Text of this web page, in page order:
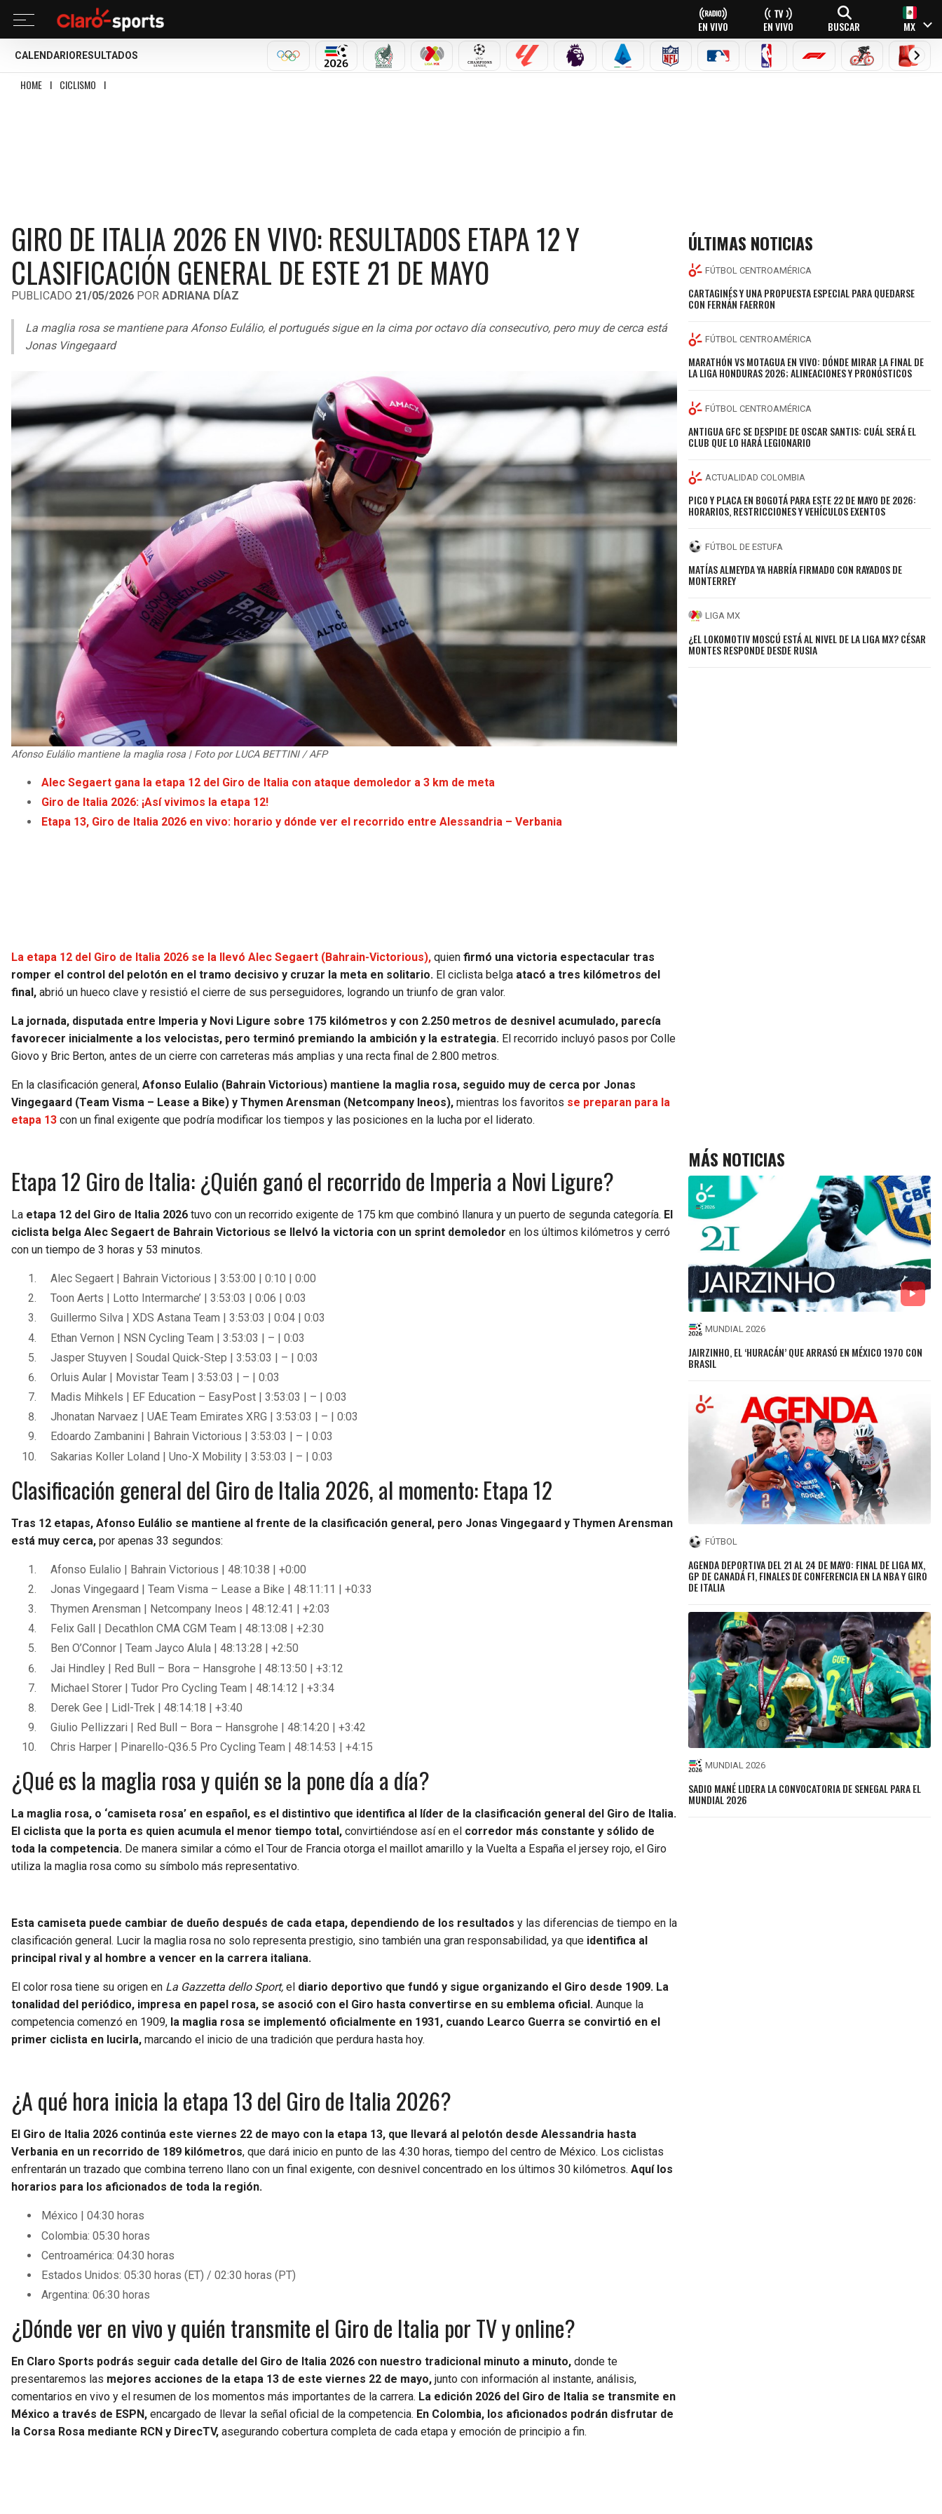
EN VIVO EN VIVO BUSCAR MX
CALENDARIO RESULTADOS
OLÍMPICOSMUNDIAL 2026SELECCIÓN MEXICANA
LIGA MX CHAMPIONS LEAGUE
LALIGA PREMIER LEAGUE
SERIE A NFL MLB NBA FÓRMULA 1CICLISMOBOXEO
HOME I CICLISMO I
GIRO DE ITALIA 2026 EN VIVO: RESULTADOS ETAPA 12 Y
CLASIFICACIÓN GENERAL DE ESTE 21 DE MAYO
PUBLICADO 21/05/2026 POR ADRIANA DÍAZ
La maglia rosa se mantiene para Afonso Eulálio, el portugués sigue en la cima por octavo día consecutivo, pero muy de cerca está
Jonas Vingegaard
Afonso Eulálio mantiene la maglia rosa | Foto por LUCA BETTINI / AFP
Alec Segaert gana la etapa 12 del Giro de Italia con ataque demoledor a 3 km de meta
Giro de Italia 2026: ¡Así vivimos la etapa 12!
Etapa 13, Giro de Italia 2026 en vivo: horario y dónde ver el recorrido entre Alessandria – Verbania
La etapa 12 del Giro de Italia 2026 se la llevó Alec Segaert (Bahrain-Victorious), quien firmó una victoria espectacular tras
romper el control del pelotón en el tramo decisivo y cruzar la meta en solitario. El ciclista belga atacó a tres kilómetros del
final, abrió un hueco clave y resistió el cierre de sus perseguidores, logrando un triunfo de gran valor.
La jornada, disputada entre Imperia y Novi Ligure sobre 175 kilómetros y con 2.250 metros de desnivel acumulado, parecía
favorecer inicialmente a los velocistas, pero terminó premiando la ambición y la estrategia. El recorrido incluyó pasos por Colle
Giovo y Bric Berton, antes de un cierre con carreteras más amplias y una recta final de 2.800 metros.
En la clasificación general, Afonso Eulalio (Bahrain Victorious) mantiene la maglia rosa, seguido muy de cerca por Jonas
Vingegaard (Team Visma – Lease a Bike) y Thymen Arensman (Netcompany Ineos), mientras los favoritos se preparan para la
etapa 13 con un final exigente que podría modificar los tiempos y las posiciones en la lucha por el liderato.
Etapa 12 Giro de Italia: ¿Quién ganó el recorrido de Imperia a Novi Ligure?
La etapa 12 del Giro de Italia 2026 tuvo con un recorrido exigente de 175 km que combinó llanura y un puerto de segunda categoría. El
ciclista belga Alec Segaert de Bahrain Victorious se llelvó la victoria con un sprint demoledor en los últimos kilómetros y cerró
con un tiempo de 3 horas y 53 minutos.
Alec Segaert | Bahrain Victorious | 3:53:00 | 0:10 | 0:00
Toon Aerts | Lotto Intermarche’ | 3:53:03 | 0:06 | 0:03
Guillermo Silva | XDS Astana Team | 3:53:03 | 0:04 | 0:03
Ethan Vernon | NSN Cycling Team | 3:53:03 | – | 0:03
Jasper Stuyven | Soudal Quick-Step | 3:53:03 | – | 0:03
Orluis Aular | Movistar Team | 3:53:03 | – | 0:03
Madis Mihkels | EF Education – EasyPost | 3:53:03 | – | 0:03
Jhonatan Narvaez | UAE Team Emirates XRG | 3:53:03 | – | 0:03
Edoardo Zambanini | Bahrain Victorious | 3:53:03 | – | 0:03
Sakarias Koller Loland | Uno-X Mobility | 3:53:03 | – | 0:03
Clasificación general del Giro de Italia 2026, al momento: Etapa 12
Tras 12 etapas, Afonso Eulálio se mantiene al frente de la clasificación general, pero Jonas Vingegaard y Thymen Arensman
está muy cerca, por apenas 33 segundos:
Afonso Eulalio | Bahrain Victorious | 48:10:38 | +0:00
Jonas Vingegaard | Team Visma – Lease a Bike | 48:11:11 | +0:33
Thymen Arensman | Netcompany Ineos | 48:12:41 | +2:03
Felix Gall | Decathlon CMA CGM Team | 48:13:08 | +2:30
Ben O’Connor | Team Jayco Alula | 48:13:28 | +2:50
Jai Hindley | Red Bull – Bora – Hansgrohe | 48:13:50 | +3:12
Michael Storer | Tudor Pro Cycling Team | 48:14:12 | +3:34
Derek Gee | Lidl-Trek | 48:14:18 | +3:40
Giulio Pellizzari | Red Bull – Bora – Hansgrohe | 48:14:20 | +3:42
Chris Harper | Pinarello-Q36.5 Pro Cycling Team | 48:14:53 | +4:15
¿Qué es la maglia rosa y quién se la pone día a día?
La maglia rosa, o ‘camiseta rosa’ en español, es el distintivo que identifica al líder de la clasificación general del Giro de Italia.
El ciclista que la porta es quien acumula el menor tiempo total, convirtiéndose así en el corredor más constante y sólido de
toda la competencia. De manera similar a cómo el Tour de Francia otorga el maillot amarillo y la Vuelta a España el jersey rojo, el Giro
utiliza la maglia rosa como su símbolo más representativo.
Esta camiseta puede cambiar de dueño después de cada etapa, dependiendo de los resultados y las diferencias de tiempo en la
clasificación general. Lucir la maglia rosa no solo representa prestigio, sino también una gran responsabilidad, ya que identifica al
principal rival y al hombre a vencer en la carrera italiana.
El color rosa tiene su origen en La Gazzetta dello Sport, el diario deportivo que fundó y sigue organizando el Giro desde 1909. La
tonalidad del periódico, impresa en papel rosa, se asoció con el Giro hasta convertirse en su emblema oficial. Aunque la
competencia comenzó en 1909, la maglia rosa se implementó oficialmente en 1931, cuando Learco Guerra se convirtió en el
primer ciclista en lucirla, marcando el inicio de una tradición que perdura hasta hoy.
¿A qué hora inicia la etapa 13 del Giro de Italia 2026?
El Giro de Italia 2026 continúa este viernes 22 de mayo con la etapa 13, que llevará al pelotón desde Alessandria hasta
Verbania en un recorrido de 189 kilómetros, que dará inicio en punto de las 4:30 horas, tiempo del centro de México. Los ciclistas
enfrentarán un trazado que combina terreno llano con un final exigente, con desnivel concentrado en los últimos 30 kilómetros. Aquí los
horarios para los aficionados de toda la región.
México | 04:30 horas
Colombia: 05:30 horas
Centroamérica: 04:30 horas
Estados Unidos: 05:30 horas (ET) / 02:30 horas (PT)
Argentina: 06:30 horas
¿Dónde ver en vivo y quién transmite el Giro de Italia por TV y online?
En Claro Sports podrás seguir cada detalle del Giro de Italia 2026 con nuestro tradicional minuto a minuto, donde te
presentaremos las mejores acciones de la etapa 13 de este viernes 22 de mayo, junto con información al instante, análisis,
comentarios en vivo y el resumen de los momentos más importantes de la carrera. La edición 2026 del Giro de Italia se transmite en
México a través de ESPN, encargado de llevar la señal oficial de la competencia. En Colombia, los aficionados podrán disfrutar de
la Corsa Rosa mediante RCN y DirecTV, asegurando cobertura completa de cada etapa y emoción de principio a fin.
ÚLTIMAS NOTICIAS
FÚTBOL CENTROAMÉRICA
CARTAGINÉS Y UNA PROPUESTA ESPECIAL PARA QUEDARSE
CON FERNÁN FAERRON
FÚTBOL CENTROAMÉRICA
MARATHÓN VS MOTAGUA EN VIVO: DÓNDE MIRAR LA FINAL DE
LA LIGA HONDURAS 2026; ALINEACIONES Y PRONÓSTICOS
FÚTBOL CENTROAMÉRICA
ANTIGUA GFC SE DESPIDE DE OSCAR SANTIS: CUÁL SERÁ EL
CLUB QUE LO HARÁ LEGIONARIO
ACTUALIDAD COLOMBIA
PICO Y PLACA EN BOGOTÁ PARA ESTE 22 DE MAYO DE 2026:
HORARIOS, RESTRICCIONES Y VEHÍCULOS EXENTOS
FÚTBOL DE ESTUFA
MATÍAS ALMEYDA YA HABRÍA FIRMADO CON RAYADOS DE
MONTERREY
LIGA MX
¿EL LOKOMOTIV MOSCÚ ESTÁ AL NIVEL DE LA LIGA MX? CÉSAR
MONTES RESPONDE DESDE RUSIA
MÁS NOTICIAS
MUNDIAL 2026
JAIRZINHO, EL ‘HURACÁN’ QUE ARRASÓ EN MÉXICO 1970 CON
BRASIL
FÚTBOL
AGENDA DEPORTIVA DEL 21 AL 24 DE MAYO: FINAL DE LIGA MX,
GP DE CANADÁ F1, FINALES DE CONFERENCIA EN LA NBA Y GIRO
DE ITALIA
MUNDIAL 2026
SADIO MANÉ LIDERA LA CONVOCATORIA DE SENEGAL PARA EL
MUNDIAL 2026